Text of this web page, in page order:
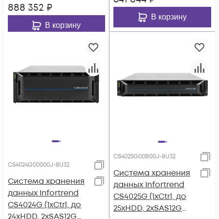
888 352 ₽
В корзину
В корзину
CS4024G00000J-8U32
Система хранения
данных Infortrend
CS4024G (1xCtrl, до
24xHDD, 2xSAS12G
CS4025G00B00J-8U32
Система хранения
данных Infortrend
CS4025G (1xCtrl, до
25xHDD, 2xSAS12G